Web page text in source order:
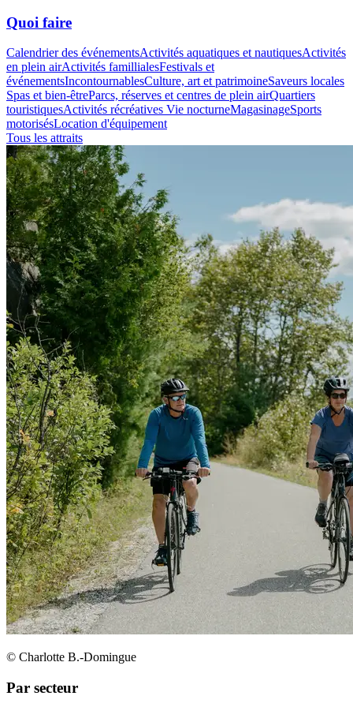
Quoi faire
Calendrier des événementsActivités aquatiques et nautiquesActivités
en plein airActivités famillialesFestivals et
événementsIncontournablesCulture, art et patrimoineSaveurs locales
Spas et bien-êtreParcs, réserves et centres de plein airQuartiers
touristiquesActivités récréatives Vie nocturneMagasinageSports
motorisésLocation d'équipement
Tous les attraits
© Charlotte B.-Domingue
Par secteur